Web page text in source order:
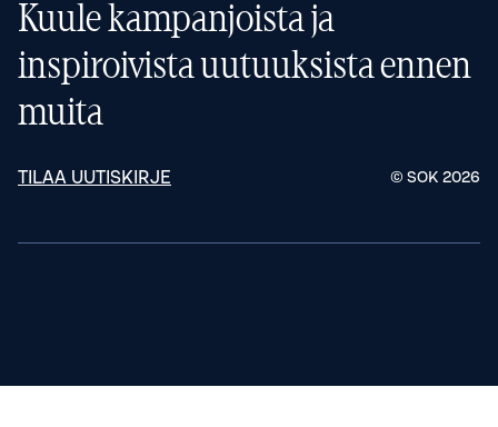
Kuule kampanjoista ja
inspiroivista uutuuksista ennen
muita
TILAA UUTISKIRJE © SOK 2026